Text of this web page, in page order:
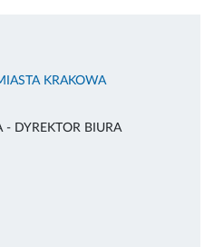
KRAKOWA
- DYREKTOR BIURA